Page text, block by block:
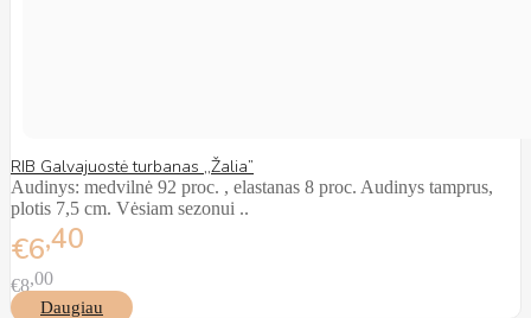
RIB Galvajuostė turbanas ,,Žalia”
Audinys: medvilnė 92 proc. , elastanas 8 proc. Audinys tamprus,
plotis 7,5 cm. Vėsiam sezonui ..
€640
€8 00
Daugiau